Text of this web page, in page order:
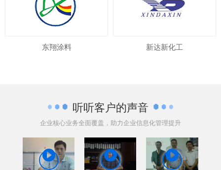
东翔涂料 新达新化工
听听客户的声音
企业核心业务全面覆盖，助力企业信息化管理提升
  